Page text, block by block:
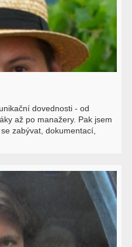
dovednosti - od
až po manažery. Pak jsem
zabývat, dokumentací,